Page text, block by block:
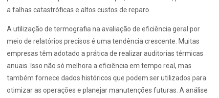
a falhas catastróficas e altos custos de reparo.
A utilização de termografia na avaliação de eficiência geral por
meio de relatórios precisos é uma tendência crescente. Muitas
empresas têm adotado a prática de realizar auditorias térmicas
anuais. Isso não só melhora a eficiência em tempo real, mas
também fornece dados históricos que podem ser utilizados para
otimizar as operações e planejar manutenções futuras. A análise